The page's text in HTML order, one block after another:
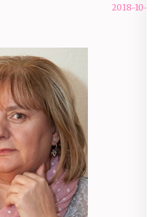
2018-10-07